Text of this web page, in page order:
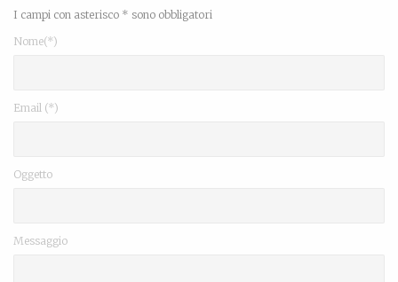
I campi con asterisco * sono obbligatori
Nome(*)
Email (*)
Oggetto
Messaggio